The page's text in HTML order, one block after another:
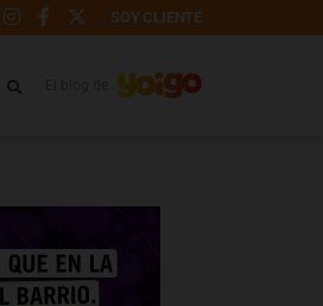
SOY CLIENTE